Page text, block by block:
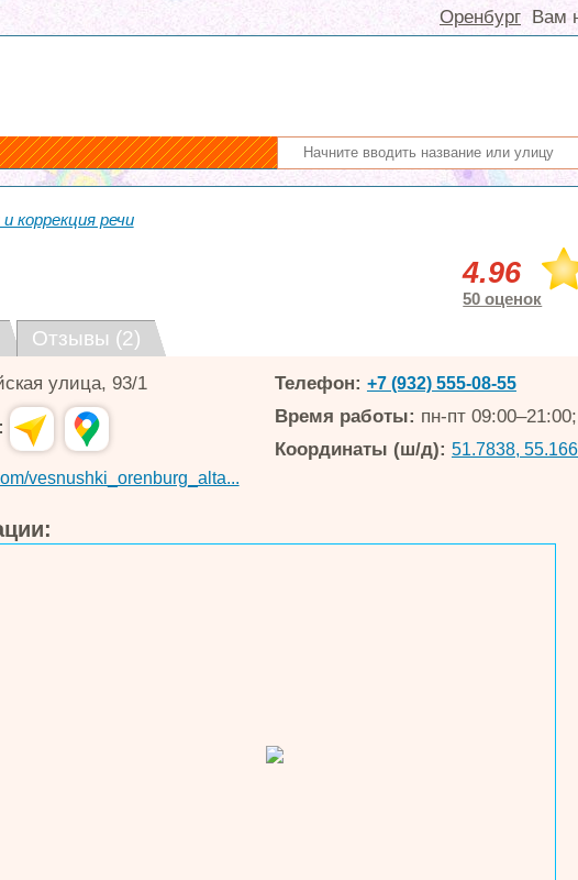
Вам
Оренбург
коррекция речи
4.96
50 оценок
Отзывы (2)
улица, 93/1
vesnushki_orenburg_alta...
Телефон: +7 (932) 555-08-55
Время работы: пн-пт
Координаты (ш/д): 51.7838,